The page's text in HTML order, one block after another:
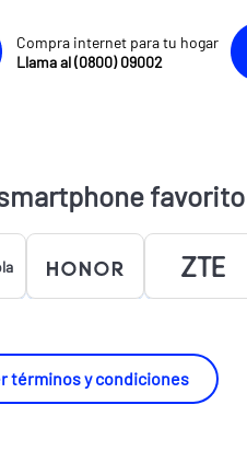
Compra internet para tu hogar
Llama al (0800) 09002
términos y condiciones